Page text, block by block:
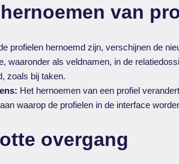
van
profielen hernoemd zijn, verschijnen de
waaronder als veldnamen, in de
zoals bij taken.
Het hernoemen van een profiel
waarop de profielen in de interface
overgang